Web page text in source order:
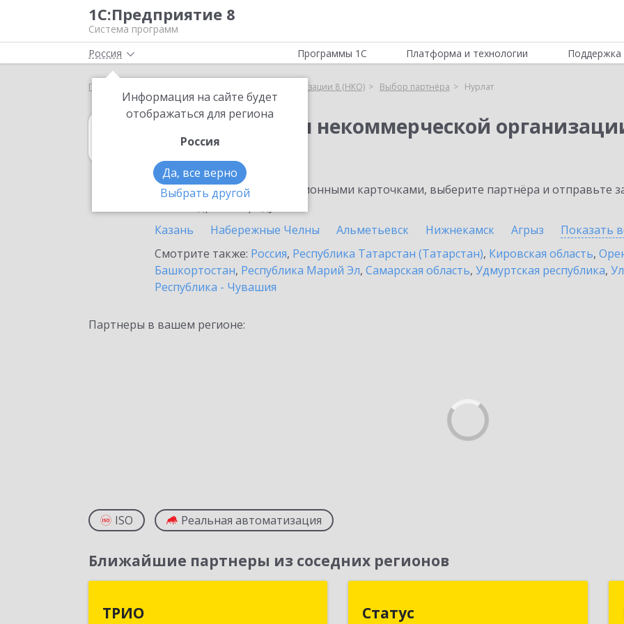
1С:Предприятие 8
Система программ
Россия
Информация на сайте будет
отображаться для региона
Россия
Да, все верно
Выбрать другой
Программы 1С Платформа и технологии Поддержка
Главная 1С:Бухгалтерия некоммерческой организации 8 (НКО) Выбор партнёра Нурлат
1С:Бухгалтерия некоммерческой
в Нурлате
Ознакомьтесь с информационными карточками, выберите партнёра и отправьте
Казань
Набережные Челны Альметьевск Нижнекамск Агрыз Показать
Смотрите также: Россия, Республика Татарстан (Татарстан), Кировская область,
Башкортостан, Республика Марий Эл, Самарская область, Удмуртская республика,
Республика - Чувашия
Партнеры в вашем регионе:
ISO Реальная автоматизация
Ближайшие партнеры из соседних регионов
ТРИО Статус